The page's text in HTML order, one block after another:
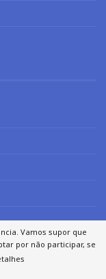
Vamos supor que
por não participar, se